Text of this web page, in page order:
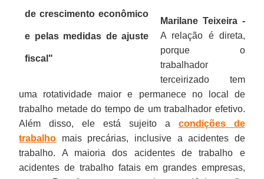
de crescimento econômico
e pelas medidas de ajuste
fiscal "
Marilane Teixeira -
A relação é direta,
porque o
trabalhador
terceirizado tem
uma rotatividade maior e permanece no local de
trabalho metade do tempo de um trabalhador efetivo.
Além disso, ele está sujeito a condições de
trabalho mais precárias, inclusive a acidentes de
trabalho. A maioria dos acidentes de trabalho e
acidentes de trabalho fatais em grandes empresas,